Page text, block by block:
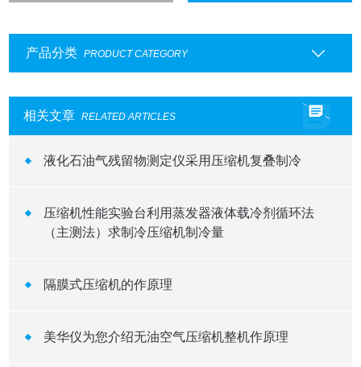
产品分类 PRODUCT CATEGORY
相关文章 RELATED ARTICLES
液化石油气残留物测定仪采用压缩机复叠制冷
压缩机性能实验台利用蒸发器液体载冷剂循环法
（主测法）求制冷压缩机制冷量
隔膜式压缩机的作原理
美华仪为您介绍无油空气压缩机整机作原理